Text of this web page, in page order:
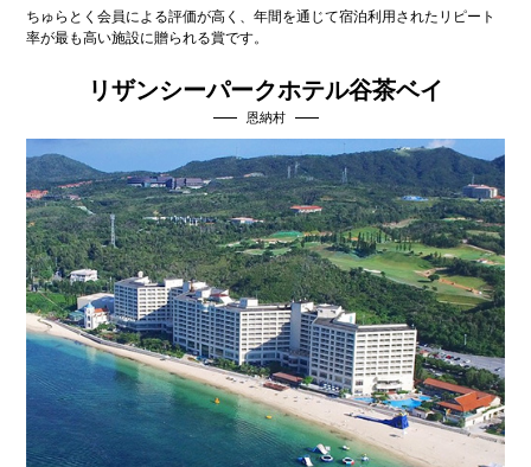
ちゅらとく会員による評価が高く、年間を通じて宿泊利用された リピート
率が最も高い施設に贈られる賞です。
リザンシーパークホテル谷茶ベイ
恩納村